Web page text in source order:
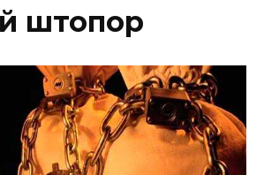
штопор